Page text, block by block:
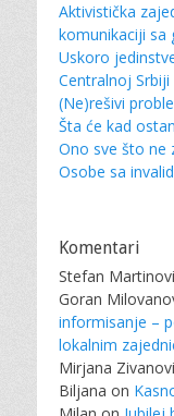
Aktivistička
komunikaciji sa
Uskoro
Centralnoj Srbiji
(Ne)rešivi
Šta će kad
Ono sve što ne
Osobe sa
Komentari
Stefan
Goran
informisanje –
lokalnim
Mirjana
Biljana on